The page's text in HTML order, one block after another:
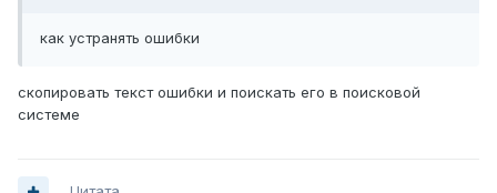
как устранять ошибки
скопировать текст ошибки и поискать его в поисковой
системе